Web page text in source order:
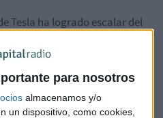
para nosotros
almacenamos y/o
un dispositivo, como cookies,
Tesla ha logrado escalar del
Musk había empujado al
al cuarto lugar y ahora
ni nada menos que al
Gates.